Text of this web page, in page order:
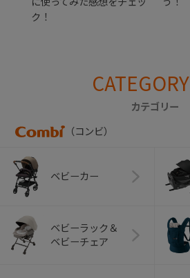
ク！
CATEGORY
カテゴリー
（コンビ）
ベビーカー
ベビーラック＆
ベビーチェア